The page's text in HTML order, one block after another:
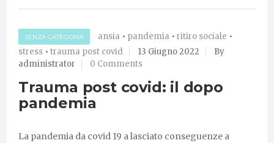
SENZA CATEGORIA ansia • pandemia • ritiro sociale •
stress • trauma post covid 13 Giugno 2022
By
administrator
0 Comments
Trauma post covid: il dopo
pandemia
La pandemia da covid 19 a lasciato conseguenze a